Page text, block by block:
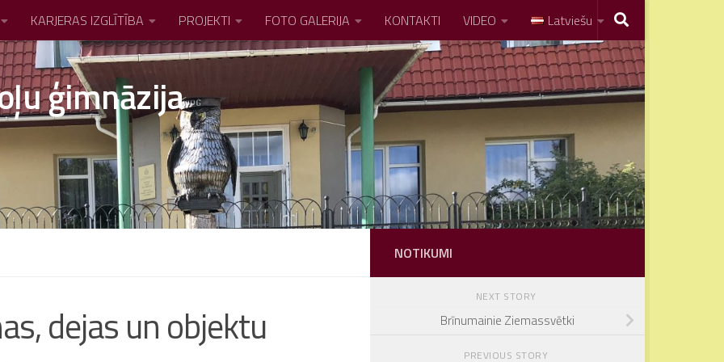
KARJERAS IZGLĪTĪBA PROJEKTI FOTO GALERIJA KONTAKTI VIDEO Latviešu
ģimnāzija
dejas un objektu
NOTIKUMI
NEXT STORY
Brīnumainie Ziemassvētki
PREVIOUS STORY